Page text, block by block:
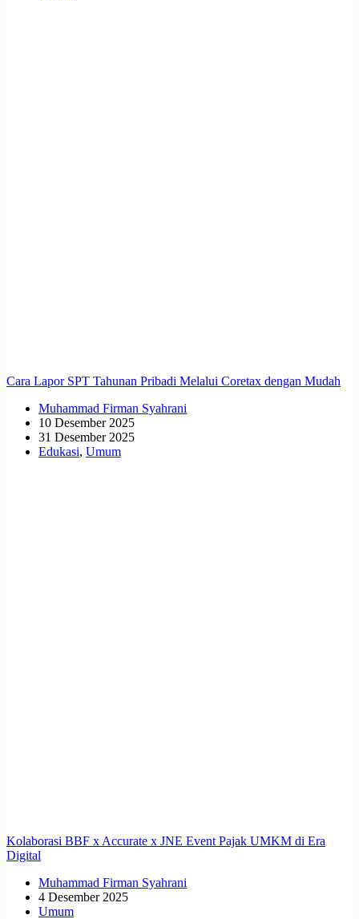
Cara Lapor SPT Tahunan Pribadi Melalui Coretax dengan Mudah
Muhammad Firman Syahrani
10 Desember 2025
31 Desember 2025
Edukasi, Umum
Kolaborasi BBF x Accurate x JNE Event Pajak UMKM di Era
Digital
Muhammad Firman Syahrani
4 Desember 2025
Umum